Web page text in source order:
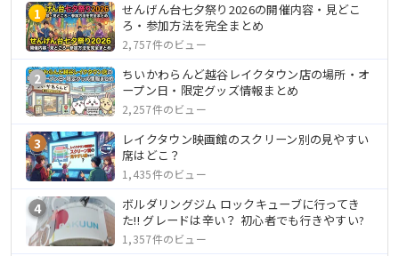
1
せんげん台七夕祭り2026の開催内容・見どこ
ろ・参加方法を完全まとめ
2,757件のビュー
2
ちいかわらんど越谷レイクタウン店の場所・オ
ープン日・限定グッズ情報まとめ
2,257件のビュー
3
レイクタウン映画館のスクリーン別の見やすい
席はどこ？
1,435件のビュー
4
ボルダリングジム ロックキューブに行ってき
た!! グレードは辛い？ 初心者でも行きやすい?
1,357件のビュー